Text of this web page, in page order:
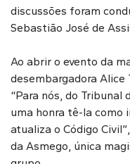
discussões foram
Sebastião José de
Ao abrir o evento da
desembargadora Alice
“Para nós, do Tribunal
uma honra tê-la como
atualiza o Código
da Asmego, única